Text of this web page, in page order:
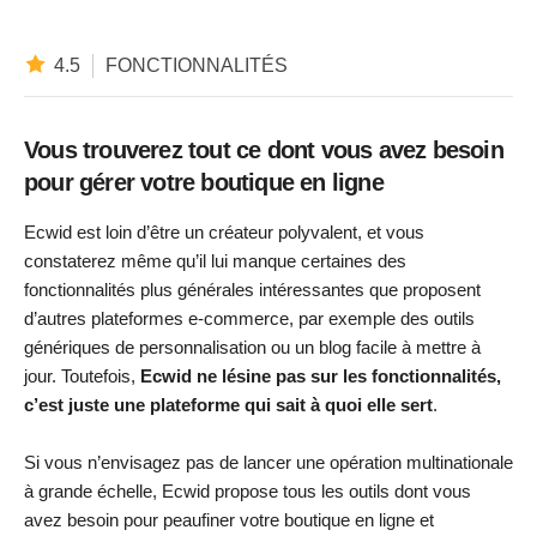
4.5 FONCTIONNALITÉS
Vous trouverez tout ce dont vous avez besoin
pour gérer votre boutique en ligne
Ecwid est loin d’être un créateur polyvalent, et vous
constaterez même qu’il lui manque certaines des
fonctionnalités plus générales intéressantes que proposent
d’autres plateformes e-commerce, par exemple des outils
génériques de personnalisation ou un blog facile à mettre à
jour. Toutefois, Ecwid ne lésine pas sur les fonctionnalités,
c’est juste une plateforme qui sait à quoi elle sert.
Si vous n’envisagez pas de lancer une opération multinationale
à grande échelle, Ecwid propose tous les outils dont vous
avez besoin pour peaufiner votre boutique en ligne et